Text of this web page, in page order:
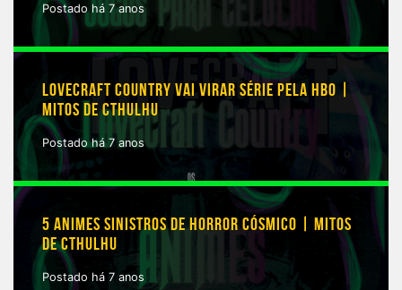
Postado há 7 anos
LOVECRAFT COUNTRY VAI VIRAR SÉRIE PELA HBO |
MITOS DE CTHULHU
Postado há 7 anos
5 ANIMES SINISTROS DE HORROR CÓSMICO | MITOS
DE CTHULHU
Postado há 7 anos